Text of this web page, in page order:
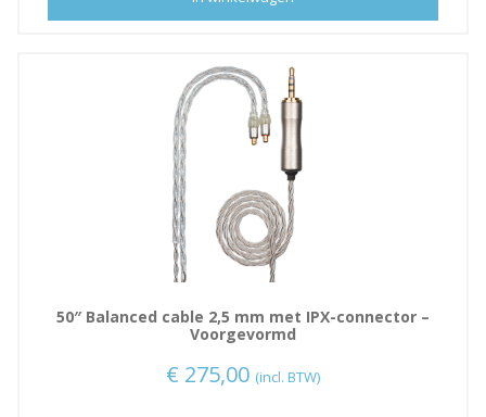
50″ Balanced cable 2,5 mm met IPX-connector –
Voorgevormd
€ 275,00 (incl. BTW)